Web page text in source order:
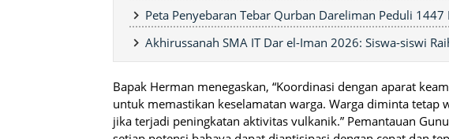
Peta Penyebaran Tebar Qurban Dareliman Peduli 1447
Akhirussanah SMA IT Dar el-Iman 2026: Siswa-siswi
Bapak Herman menegaskan, “Koordinasi dengan aparat
untuk memastikan keselamatan warga. Warga diminta tetap
jika terjadi peningkatan aktivitas vulkanik.” Pemantauan